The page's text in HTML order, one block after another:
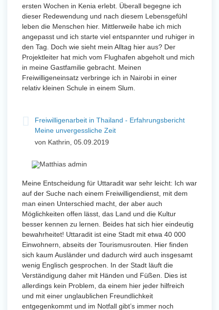
ersten Wochen in Kenia erlebt. Überall begegne ich
dieser Redewendung und nach diesem Lebensgefühl
leben die Menschen hier. Mittlerweile habe ich mich
angepasst und ich starte viel entspannter und ruhiger in
den Tag. Doch wie sieht mein Alltag hier aus? Der
Projektleiter hat mich vom Flughafen abgeholt und mich
in meine Gastfamilie gebracht. Meinen
Freiwilligeneinsatz verbringe ich in Nairobi in einer
relativ kleinen Schule in einem Slum.
Freiwilligenarbeit in Thailand - Erfahrungsbericht
Meine unvergessliche Zeit
von Kathrin, 05.09.2019
Meine Entscheidung für Uttaradit war sehr leicht: Ich war
auf der Suche nach einem Freiwilligendienst, mit dem
man einen Unterschied macht, der aber auch
Möglichkeiten offen lässt, das Land und die Kultur
besser kennen zu lernen. Beides hat sich hier eindeutig
bewahrheitet! Uttaradit ist eine Stadt mit etwa 40 000
Einwohnern, abseits der Tourismusrouten. Hier finden
sich kaum Ausländer und dadurch wird auch insgesamt
wenig Englisch gesprochen. In der Stadt läuft die
Verständigung daher mit Händen und Füßen. Dies ist
allerdings kein Problem, da einem hier jeder hilfreich
und mit einer unglaublichen Freundlichkeit
entgegenkommt und im Notfall gibt’s immer noch